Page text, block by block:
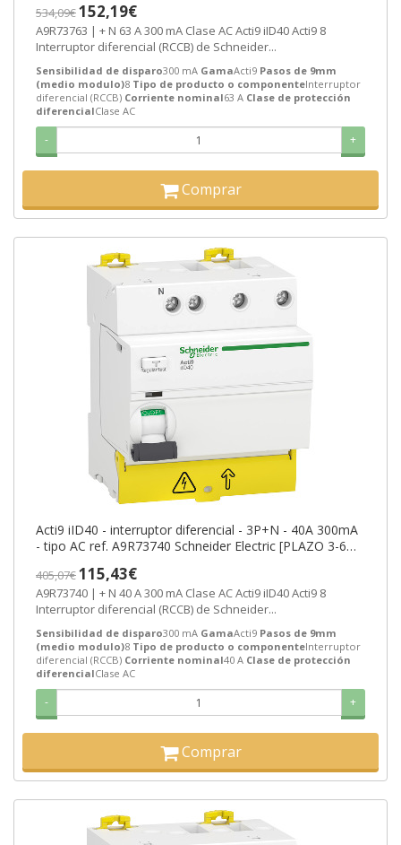
534,09€152,19€
A9R73763 | + N 63 A 300 mA Clase AC Acti9 iID40 Acti9 8
Interruptor diferencial (RCCB) de Schneider...
Sensibilidad de disparo300 mA GamaActi9 Pasos de 9mm
(medio modulo)8 Tipo de producto o componenteInterruptor
diferencial (RCCB) Corriente nominal63 A Clase de protección
diferencialClase AC
- +
Comprar
Acti9 iID40 - interruptor diferencial - 3P+N - 40A 300mA
- tipo AC ref. A9R73740 Schneider Electric [PLAZO 3-6
405,07€115,43€
A9R73740 | + N 40 A 300 mA Clase AC Acti9 iID40 Acti9 8
Interruptor diferencial (RCCB) de Schneider...
Sensibilidad de disparo300 mA GamaActi9 Pasos de 9mm
(medio modulo)8 Tipo de producto o componenteInterruptor
diferencial (RCCB) Corriente nominal40 A Clase de protección
diferencialClase AC
- +
Comprar